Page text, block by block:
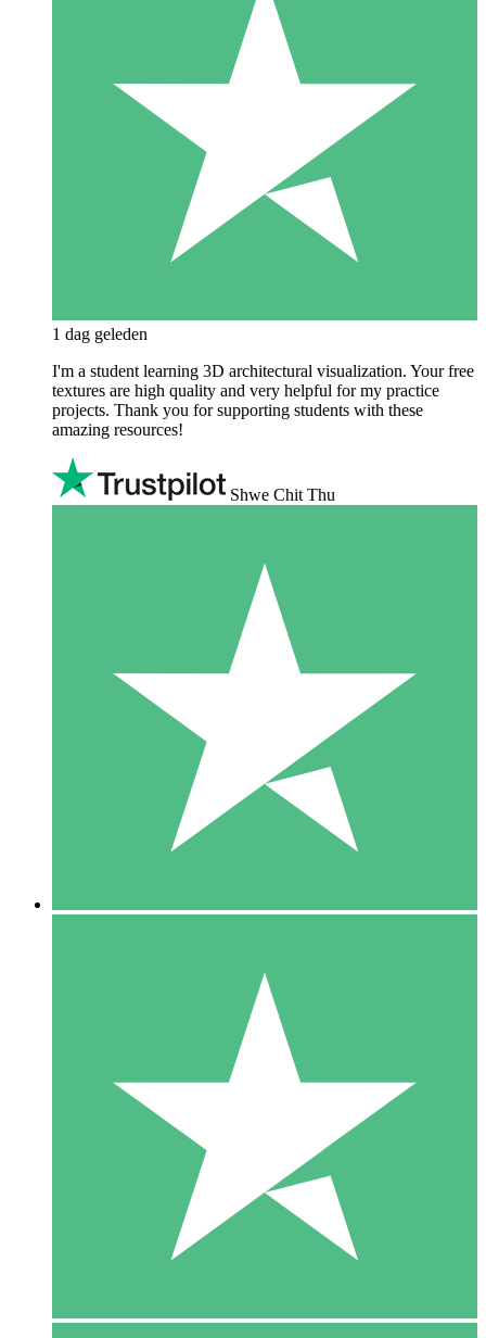
1 dag geleden
I'm a student learning 3D architectural visualization. Your free
textures are high quality and very helpful for my practice
projects. Thank you for supporting students with these
amazing resources!
Shwe Chit Thu